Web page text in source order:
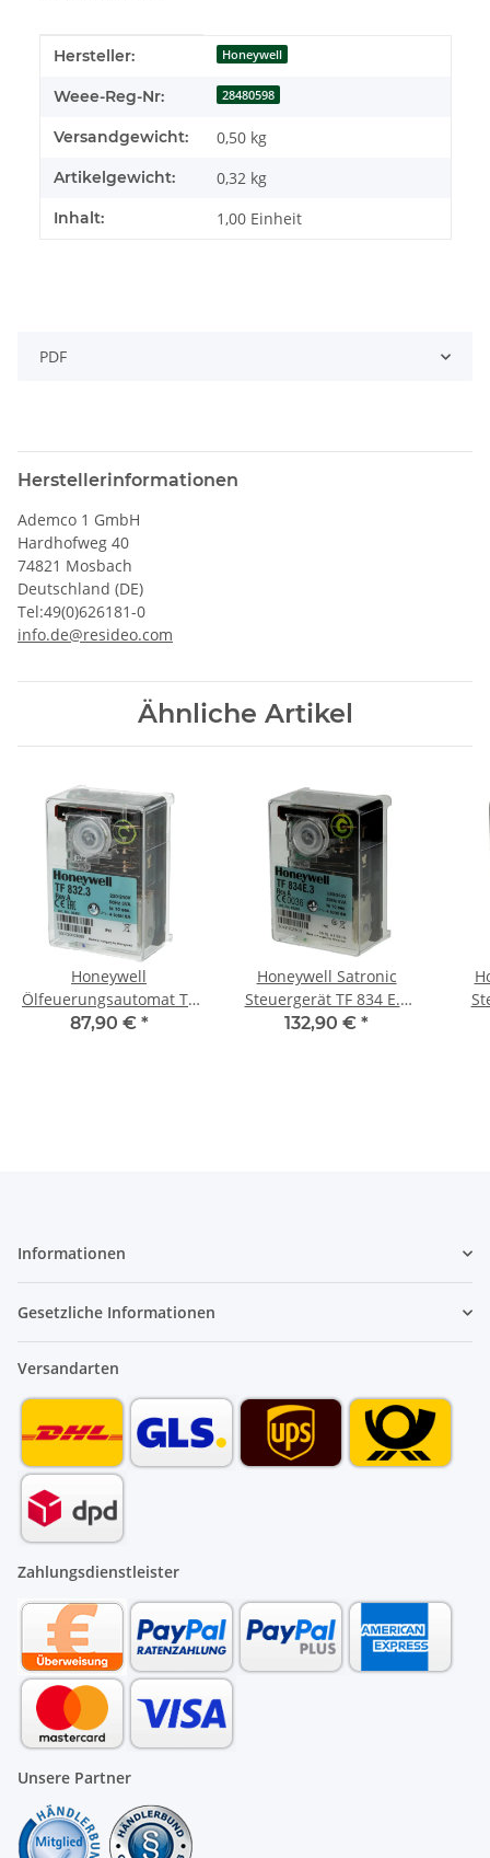
Produkteigenschaft
Wert
Hersteller: Honeywell
Weee-Reg-Nr: 28480598
Versandgewicht: 0,50 kg
Artikelgewicht: 0,32 kg
Inhalt: 1,00 Einheit
PDF
Herstellerinformationen
Ademco 1 GmbH
Hardhofweg 40
74821 Mosbach
Deutschland (DE)
Tel:49(0)626181-0
info.de@resideo.com
Ähnliche Artikel
Honeywell
Ölfeuerungsautomat TF
832.3
87,90 € *
Honeywell Satronic
Steuergerät TF 834 E.3
2235
132,90 € *
Informationen
Gesetzliche Informationen
Versandarten
Zahlungsdienstleister
Unsere Partner